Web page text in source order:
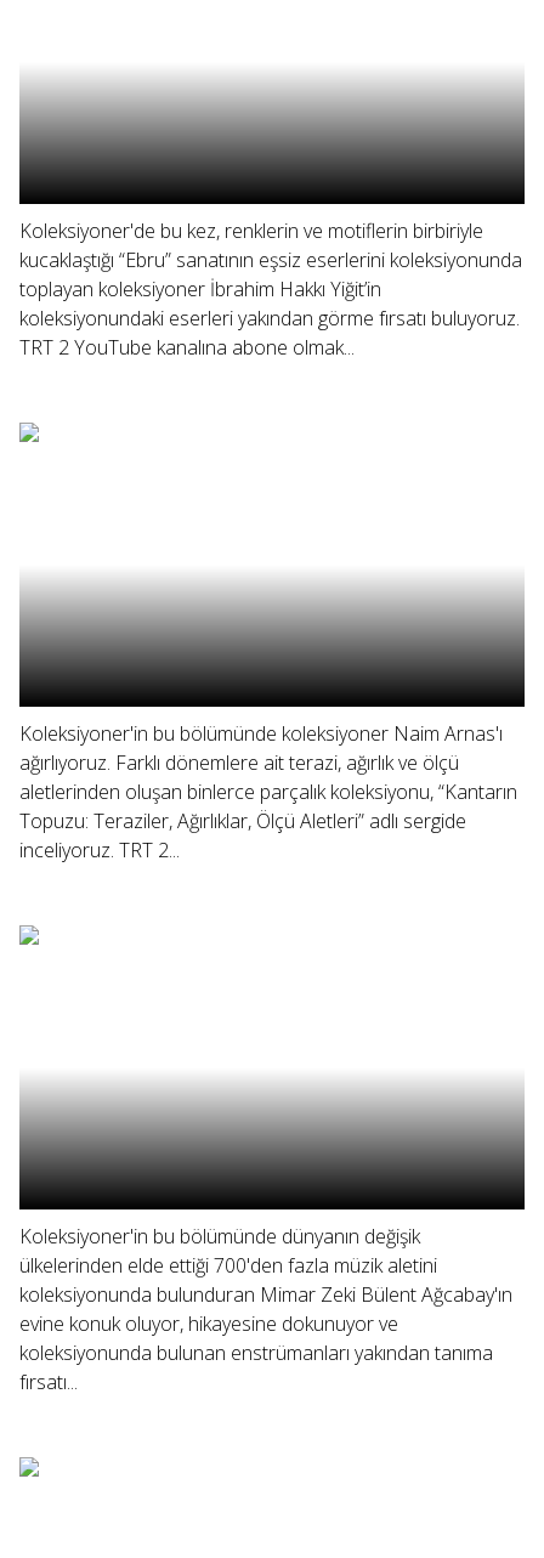
Koleksiyoner'de bu kez, renklerin ve motiflerin birbiriyle
kucaklaştığı “Ebru” sanatının eşsiz eserlerini koleksiyonunda
toplayan koleksiyoner İbrahim Hakkı Yiğit’in
koleksiyonundaki eserleri yakından görme fırsatı buluyoruz.
TRT 2 YouTube kanalına abone olmak...
Koleksiyoner'in bu bölümünde koleksiyoner Naim Arnas'ı
ağırlıyoruz. Farklı dönemlere ait terazi, ağırlık ve ölçü
aletlerinden oluşan binlerce parçalık koleksiyonu, “Kantarın
Topuzu: Teraziler, Ağırlıklar, Ölçü Aletleri” adlı sergide
inceliyoruz. TRT 2...
Koleksiyoner'in bu bölümünde dünyanın değişik
ülkelerinden elde ettiği 700'den fazla müzik aletini
koleksiyonunda bulunduran Mimar Zeki Bülent Ağcabay'ın
evine konuk oluyor, hikayesine dokunuyor ve
koleksiyonunda bulunan enstrümanları yakından tanıma
fırsatı...